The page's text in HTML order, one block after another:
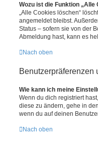
Wozu ist die Funktion „Alle
„Alle Cookies löschen“
angemeldet bleibst.
Status – sofern sie von der
Abmeldung hast, kann es
Nach oben
Benutzerpräferenzen
Wie kann ich meine
Wenn du dich registriert
diese zu ändern, gehe in
wenn du auf deinen
Nach oben